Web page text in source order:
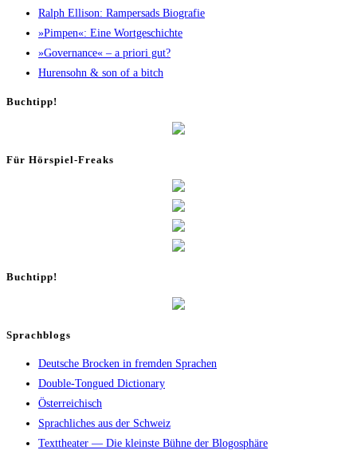
Ralph Elli­son: Ram­pers­ads Biografie
»Pim­pen«: Eine Wortgeschichte
»Gover­nan­ce« – a prio­ri gut?
Huren­sohn & son of a bitch
Buch­tipp!
Für Hör­spiel-Freaks
Buch­tipp!
Sprachblogs
Deutsche Brocken in fremden Sprachen
Double-Tongued Dictionary
Österreichisch
Sprachliches aus der Schweiz
Texttheater — Die kleinste Bühne der Blogosphäre